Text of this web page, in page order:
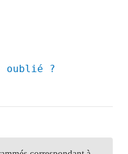
oublié ?